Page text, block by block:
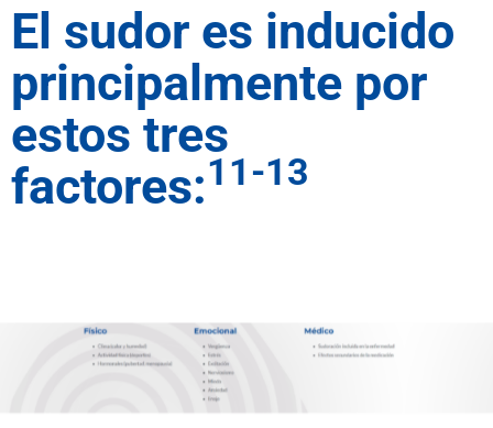
El sudor es inducido
principalmente por
estos tres
factores:11-13